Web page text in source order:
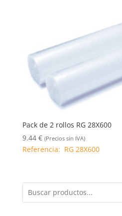
Pack de 2 rollos RG 28X600
9.44 € (Precios sin IVA)
Referencia: RG 28X600